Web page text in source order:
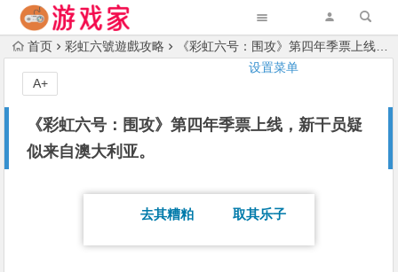
设置菜单
首页 彩虹六號遊戲攻略 《彩虹六号：围攻》第四年季票上线，新干员疑似来自澳大利亚。
《彩虹六号：围攻》第四年季票上线，新干员疑
似来自澳大利亚。
A+
去其糟粕 取其乐子